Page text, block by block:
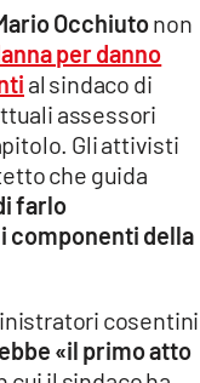
Occhiutonon
per danno
al sindaco di
assessori
Gli attivisti
che guida
farlo
componenti della
cosentini
«il primo atto